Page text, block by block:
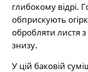
глибокому відрі.
обприскують
обробляти листя
знизу.
У цій баковій